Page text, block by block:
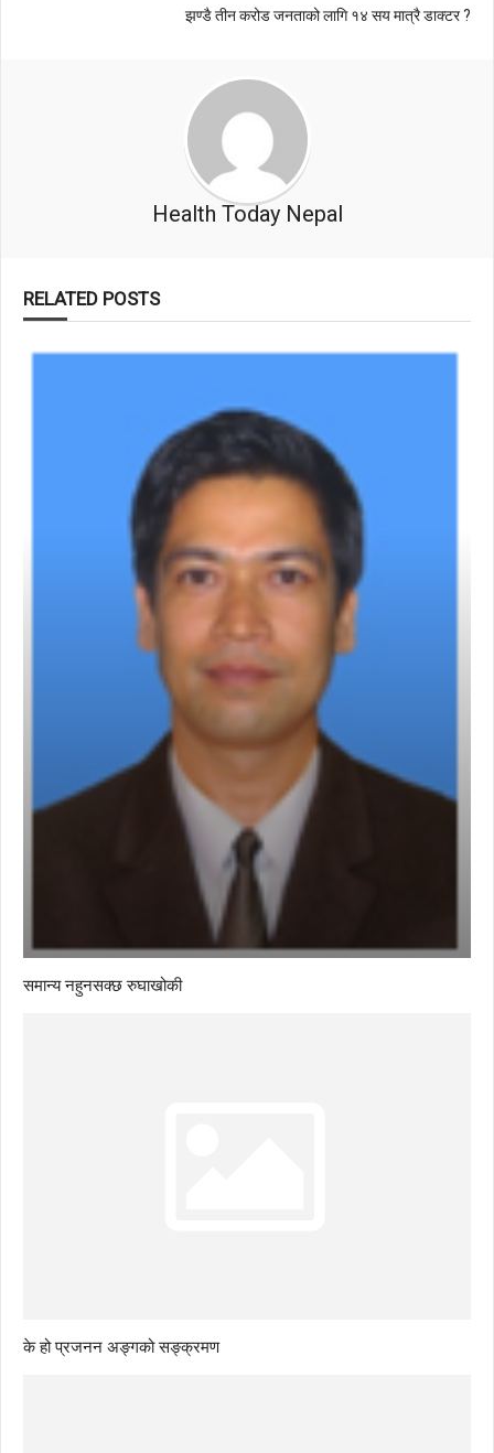
झण्डै तीन करोड जनताको लागि १४ सय मात्रै डाक्टर ?
Health Today Nepal
RELATED POSTS
समान्य नहुनसक्छ रुघाखोकी
के हो प्रजनन अङ्गको सङ्क्रमण